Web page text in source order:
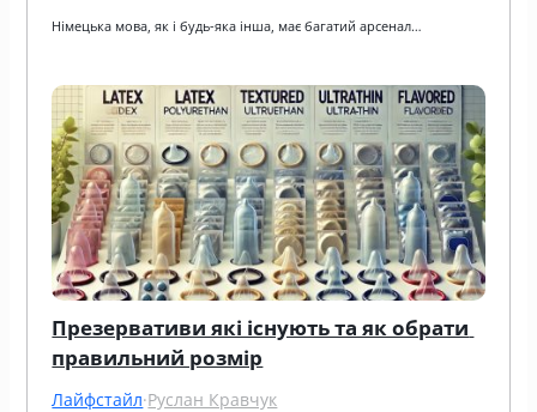
Німецька мова, як і будь-яка інша, має багатий арсенал…
Презервативи які існують та як обрати
правильний розмір
Лайфстайл·Руслан Кравчук